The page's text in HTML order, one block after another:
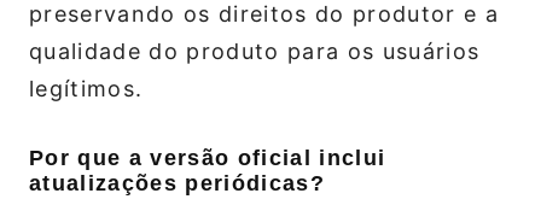
preservando os direitos do produtor e a
qualidade do produto para os usuários
legítimos.
Por que a versão oficial inclui
atualizações periódicas?